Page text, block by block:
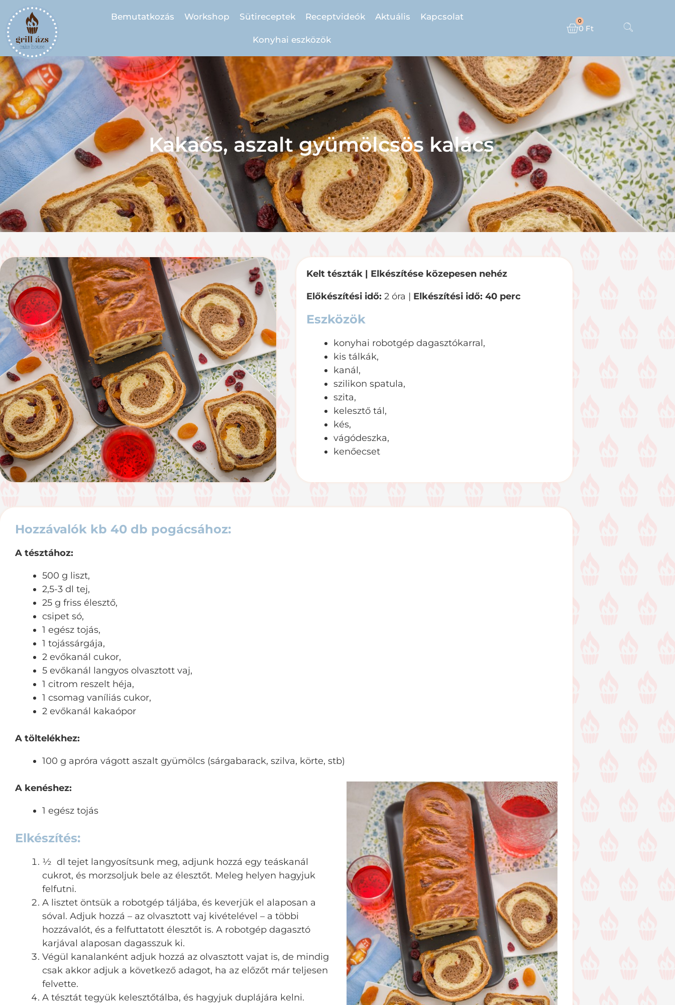
Bemutatkozás Workshop Sütireceptek Receptvideók Aktuális Kapcsolat
Konyhai eszközök
0 Ft
0
Kakaós, aszalt gyümölcsös kalács
Kelt tészták | Elkészítése közepesen nehéz
Előkészítési idő: 2 óra | Elkészítési idő: 40 perc
Eszközök
konyhai robotgép dagasztókarral,
kis tálkák,
kanál,
szilikon spatula,
szita,
kelesztő tál,
kés,
vágódeszka,
kenőecset
Hozzávalók kb 40 db pogácsához:
A tésztához:
500 g liszt,
2,5-3 dl tej,
25 g friss élesztő,
csipet só,
1 egész tojás,
1 tojássárgája,
2 evőkanál cukor,
5 evőkanál langyos olvasztott vaj,
1 citrom reszelt héja,
1 csomag vaníliás cukor,
2 evőkanál kakaópor
A töltelékhez:
100 g apróra vágott aszalt gyümölcs (sárgabarack, szilva, körte, stb)
A kenéshez:
1 egész tojás
Elkészítés:
½ dl tejet langyosítsunk meg, adjunk hozzá egy teáskanál
cukrot, és morzsoljuk bele az élesztőt. Meleg helyen hagyjuk
felfutni.
A lisztet öntsük a robotgép táljába, és keverjük el alaposan a
sóval. Adjuk hozzá – az olvasztott vaj kivételével – a többi
hozzávalót, és a felfuttatott élesztőt is. A robotgép dagasztó
karjával alaposan dagasszuk ki.
Végül kanalanként adjuk hozzá az olvasztott vajat is, de mindig
csak akkor adjuk a következő adagot, ha az előzőt már teljesen
felvette.
A tésztát tegyük kelesztőtálba, és hagyjuk duplájára kelni.